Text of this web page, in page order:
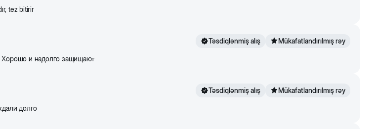
tez bitirir
Təsdiqlənmiş alış Mükafatlandırılmış rəy
и надолго защищают
Təsdiqlənmiş alış Mükafatlandırılmış rəy
долго